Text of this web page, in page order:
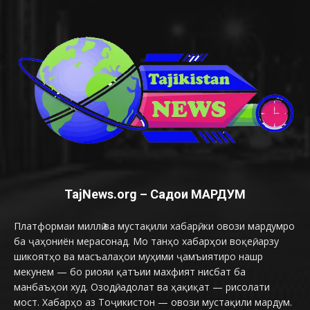
TajNews.org – Садои МАРДУМ
Платформаи миллӣ ва мустақили хабарӣ, ки овози мардумро
ба ҷаҳониён мерасонад. Мо танҳо хабарҳои воқеӣ, арзу
шикоятҳо ва масъалаҳои муҳими ҷамъиятиро нашр
мекунем — бо риояи қатъии махфият нисбат ба
манбаъҳои худ. Озодӣ, адолат ва ҳақиқат — рисолати
мост. Хабарҳо аз Тоҷикистон — овози мустақили мардум.